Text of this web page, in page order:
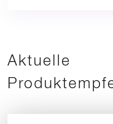
Aktuelle